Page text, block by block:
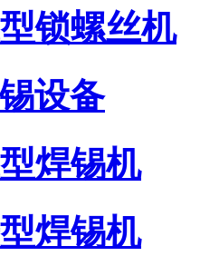
锁螺丝机
设备
焊锡机
焊锡机